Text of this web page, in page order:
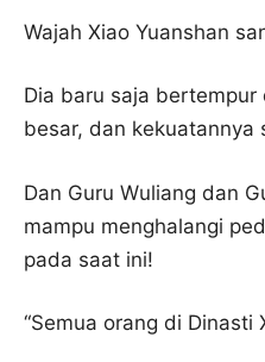
Wajah Xiao Yuanshan
Dia baru saja
besar, dan kekuatannya
Dan Guru Wuliang dan
mampu menghalangi
pada saat ini!
“Semua orang di Dinasti